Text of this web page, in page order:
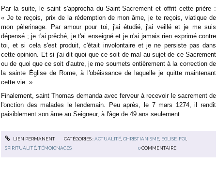
Par la suite, le saint s'approcha du Saint-Sacrement et offrit cette prière :
« Je te reçois, prix de la rédemption de mon âme, je te reçois, viatique de
mon pèlerinage. Par amour pour toi, j'ai étudié, j'ai veillé et je me suis
dépensé ; je t'ai prêché, je t'ai enseigné et je n'ai jamais rien exprimé contre
toi, et si cela s'est produit, c'était involontaire et je ne persiste pas dans
cette opinion. Et si j'ai dit quoi que ce soit de mal au sujet de ce Sacrement
ou de quoi que ce soit d'autre, je me soumets entièrement à la correction de
la sainte Église de Rome, à l'obéissance de laquelle je quitte maintenant
cette vie. »
Finalement, saint Thomas demanda avec ferveur à recevoir le sacrement de
l'onction des malades le lendemain. Peu après, le 7 mars 1274, il rendit
paisiblement son âme au Seigneur, à l'âge de 49 ans seulement.
LIEN PERMANENT CATÉGORIES :ACTUALITÉ, CHRISTIANISME, EGLISE, FOI
SPIRITUALITÉ ,TÉMOIGNAGES 0 COMMENTAIRE